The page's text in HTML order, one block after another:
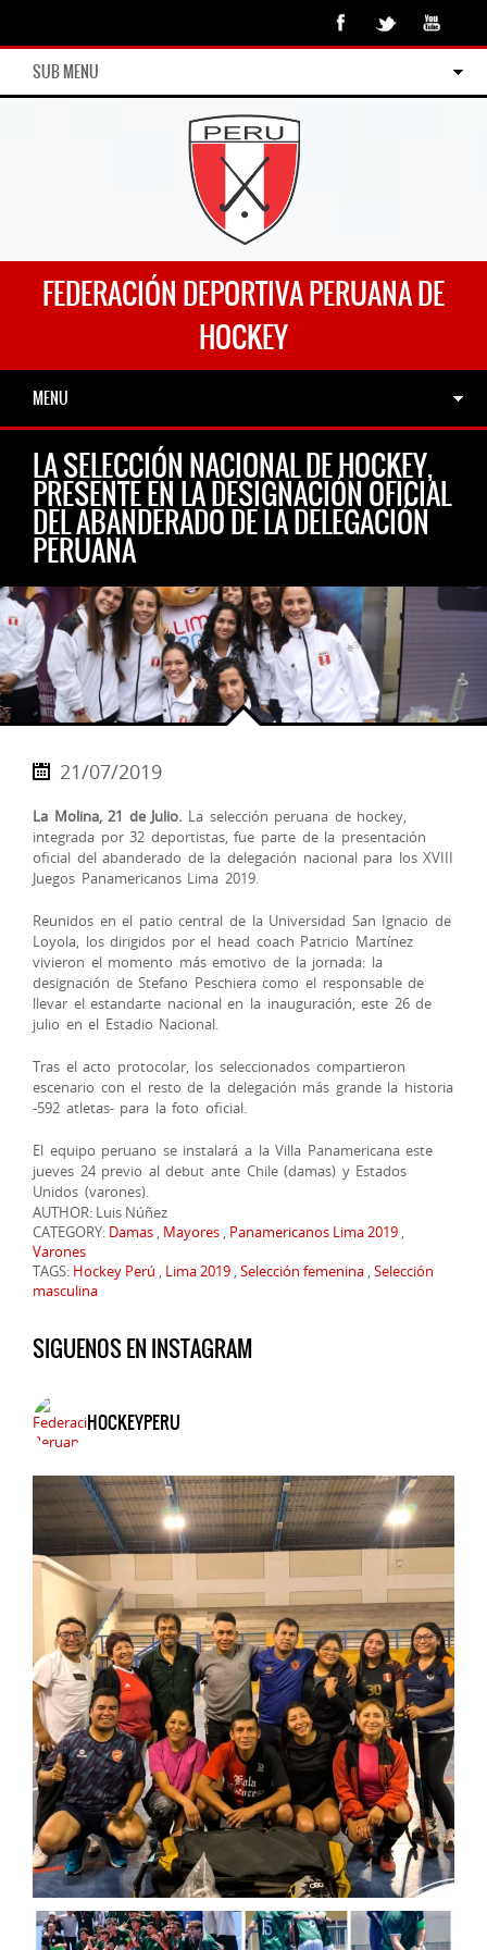
SUB MENU
FEDERACIÓN DEPORTIVA PERUANA DE
HOCKEY
MENU
LA SELECCIÓN NACIONAL DE HOCKEY,
PRESENTE EN LA DESIGNACIÓN OFICIAL
DEL ABANDERADO DE LA DELEGACIÓN
PERUANA
21/07/2019
La Molina, 21 de Julio. La selección peruana de hockey,
integrada por 32 deportistas, fue parte de la presentación
oficial del abanderado de la delegación nacional para los XVIII
Juegos Panamericanos Lima 2019.
Reunidos en el patio central de la Universidad San Ignacio de
Loyola, los dirigidos por el head coach Patricio Martínez
vivieron el momento más emotivo de la jornada: la
designación de Stefano Peschiera como el responsable de
llevar el estandarte nacional en la inauguración, este 26 de
julio en el Estadio Nacional.
Tras el acto protocolar, los seleccionados compartieron
escenario con el resto de la delegación más grande la historia
-592 atletas- para la foto oficial.
El equipo peruano se instalará a la Villa Panamericana este
jueves 24 previo al debut ante Chile (damas) y Estados
Unidos (varones).
AUTHOR: Luis Núñez
CATEGORY: Damas , Mayores , Panamericanos Lima 2019 ,
Varones
TAGS: Hockey Perú , Lima 2019 ,Selección femenina ,Selección
masculina
SIGUENOS EN INSTAGRAM
HOCKEYPERU